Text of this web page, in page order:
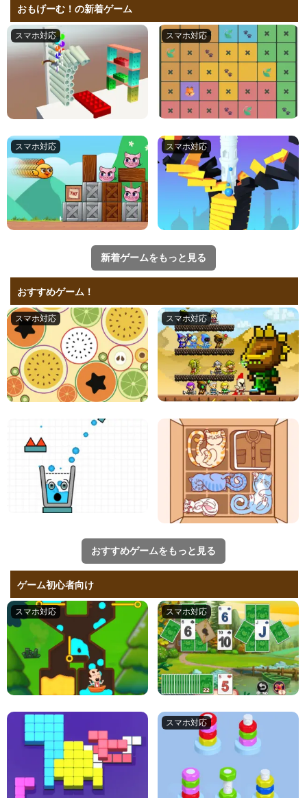
おもげーむ！の新着ゲーム
新着ゲームをもっと見る
おすすめゲーム！
おすすめゲームをもっと見る
ゲーム初心者向け